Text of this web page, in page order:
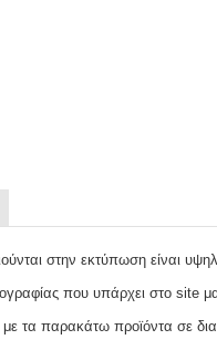
στην εκτύπωση είναι
που υπάρχει στο site
τα παρακάτω προϊόντα σε